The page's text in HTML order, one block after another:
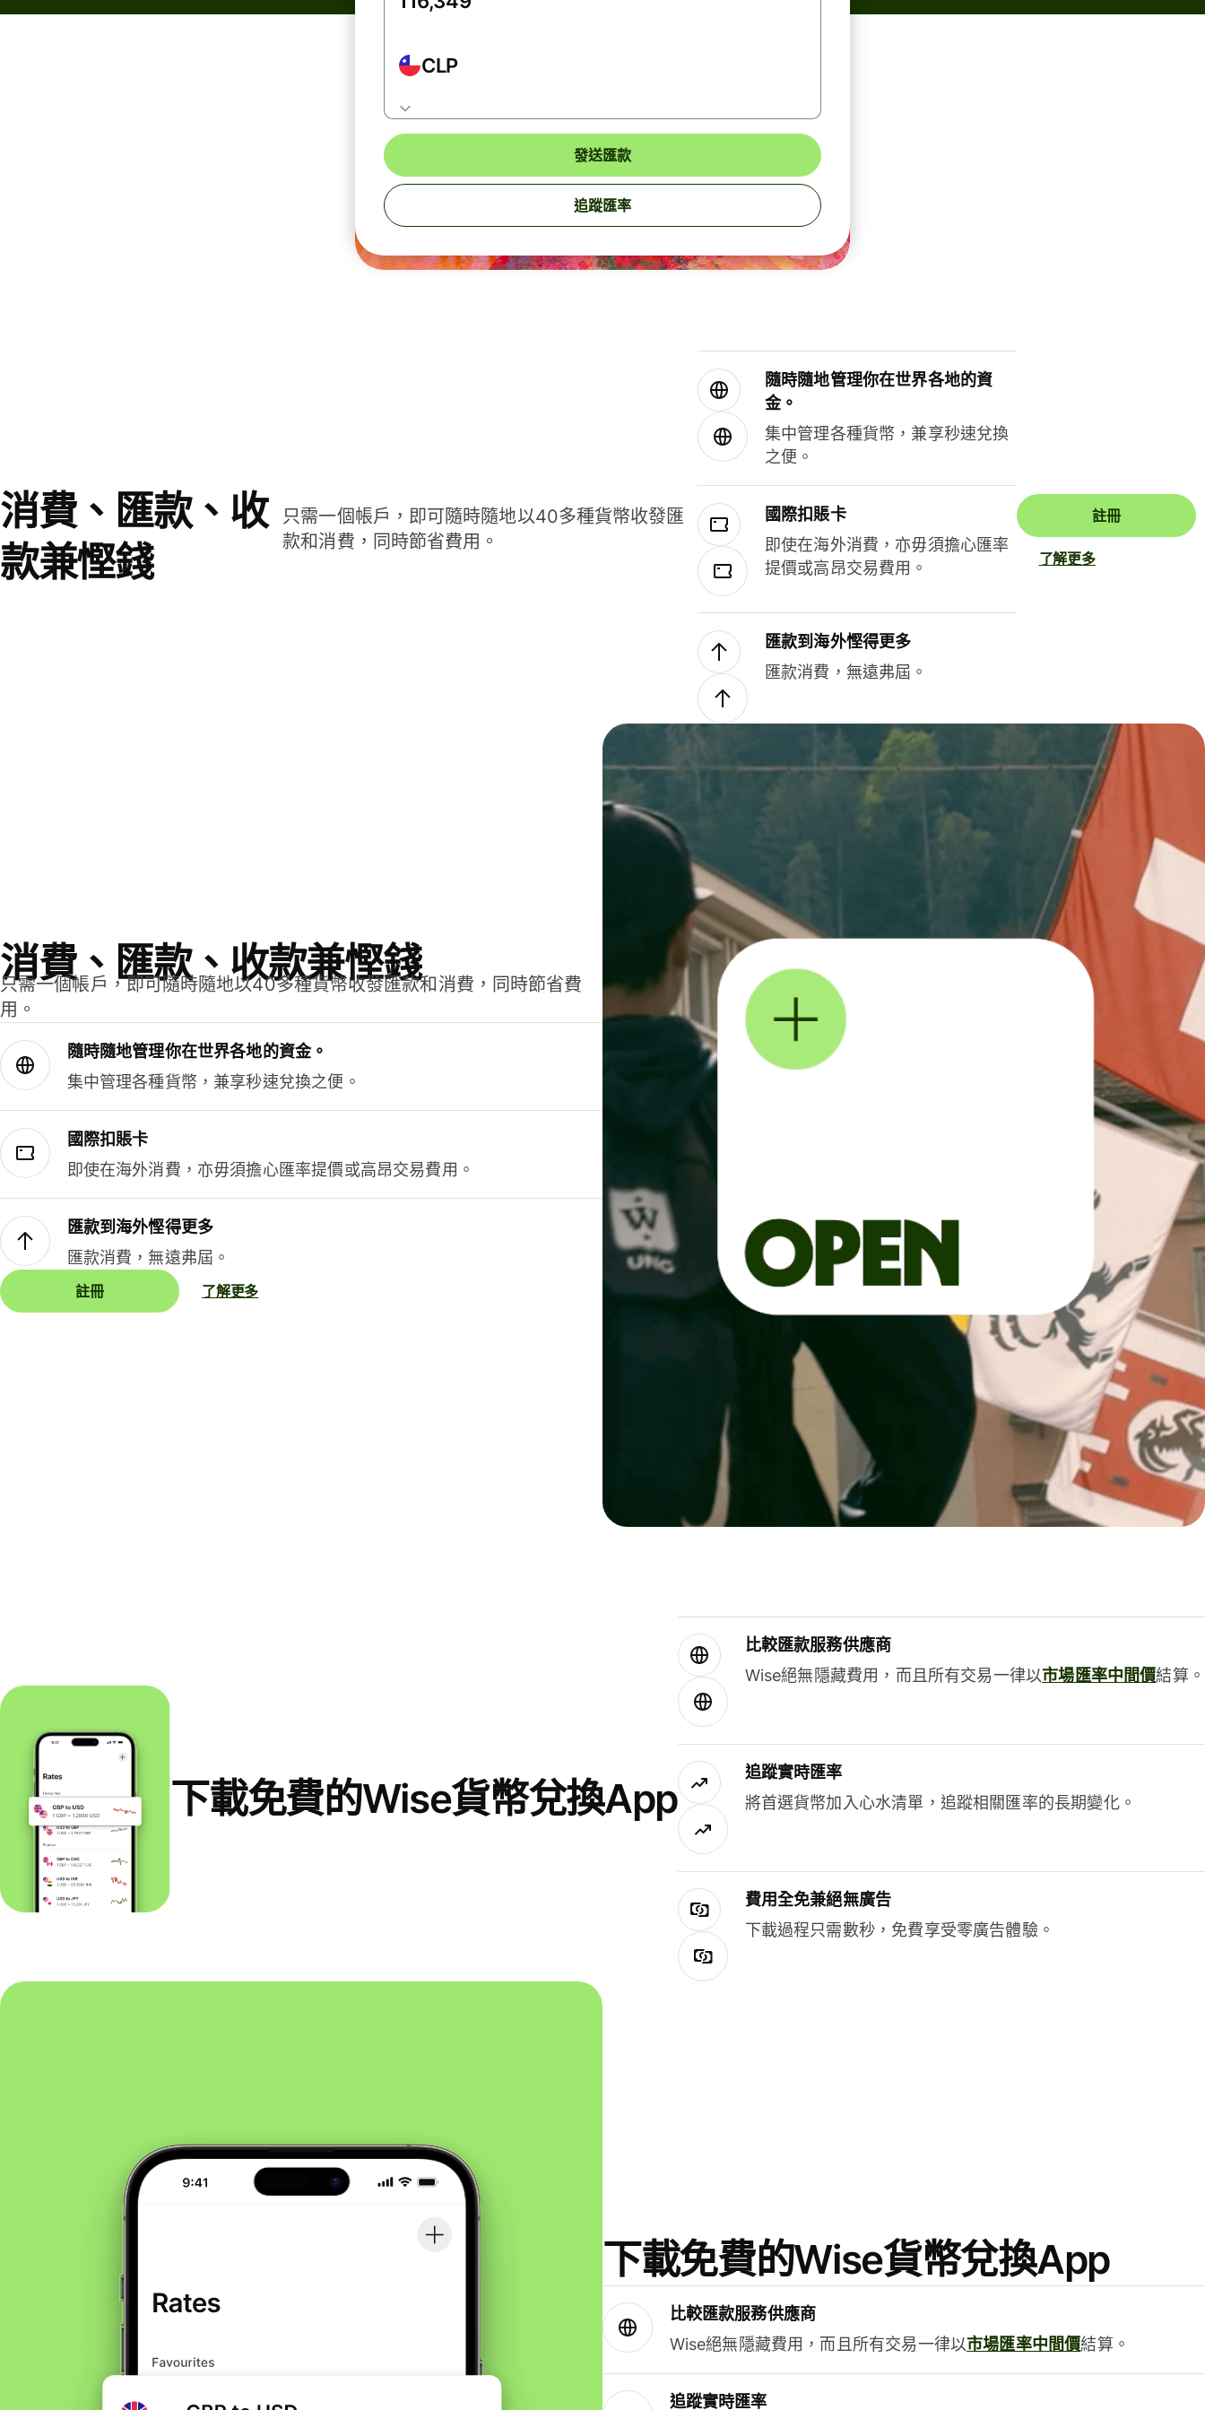
CLP
發送匯款
追蹤匯率
消費、匯款、收
款兼慳錢
只需一個帳戶，即可隨時隨地以40多種貨幣收發匯
款和消費，同時節省費用。
隨時隨地管理你在世界各地的資
金。
集中管理各種貨幣，兼享秒速兌換
之便。
國際扣賬卡
即使在海外消費，亦毋須擔心匯率
提價或高昂交易費用。
匯款到海外慳得更多
匯款消費，無遠弗屆。
註冊
了解更多
消費、匯款、收款兼慳錢
只需一個帳戶，即可隨時隨地以40多種貨幣收發匯款和消費，同時節省費
用。
隨時隨地管理你在世界各地的資金。
集中管理各種貨幣，兼享秒速兌換之便。
國際扣賬卡
即使在海外消費，亦毋須擔心匯率提價或高昂交易費用。
匯款到海外慳得更多
匯款消費，無遠弗屆。
註冊 了解更多
下載免費的Wise貨幣兌換App
比較匯款服務供應商
Wise絕無隱藏費用，而且所有交易一律以市場匯率中間價結算。
追蹤實時匯率
將首選貨幣加入心水清單，追蹤相關匯率的長期變化。
費用全免兼絕無廣告
下載過程只需數秒，免費享受零廣告體驗。
下載免費的Wise貨幣兌換App
比較匯款服務供應商
Wise絕無隱藏費用，而且所有交易一律以市場匯率中間價結算。
追蹤實時匯率